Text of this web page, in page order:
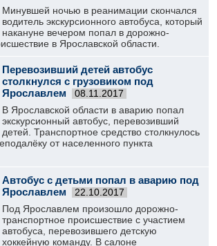
Минувшей ночью в реанимации скончался
водитель экскурсионного автобуса, который
накануне вечером попал в дорожно-
в Ярославской области.
Перевозивший детей автобус
столкнулся с грузовиком под
Ярославлем
08.11.2017
В Ярославской области в аварию попал
экскурсионный автобус, перевозивший
детей. Транспортное средство столкнулось
от населенного пункта
Автобус с детьми попал в аварию под
Ярославлем
22.10.2017
Под Ярославлем произошло дорожно-
транспортное происшествие с участием
автобуса, перевозившего детскую
хоккейную команду. В салоне